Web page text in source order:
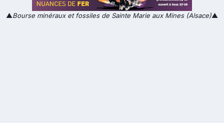
▲Bourse minéraux et fossiles de Sainte Marie aux Mines (Alsace)▲